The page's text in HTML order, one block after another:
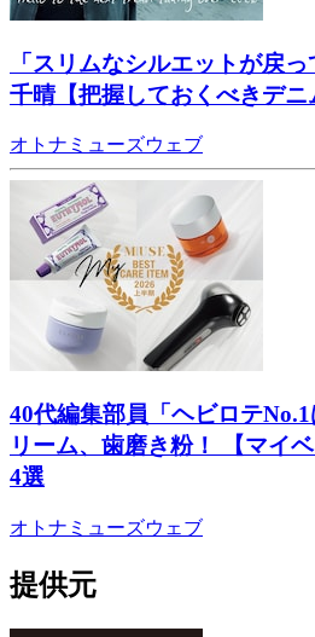
「スリムなシルエットが戻
千晴【把握しておくべきデニ
オトナミューズウェブ
40代編集部員「ヘビロテ
リーム、歯磨き粉！ 【マイ
4選
オトナミューズウェブ
提供元